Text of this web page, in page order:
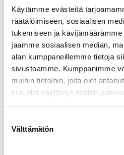
Käytämme evästeitä
räätälöimiseen, sosiaalisen
tukemiseen ja
jaamme sosiaalisen median,
alan kumppaneillemme tietoja
sivustoamme. Kumppanimme
muihin tietoihin, joita olet
kun olet käyttänyt heidän
valinta
Välttämätön
Tervetuloa inspiroitumaan